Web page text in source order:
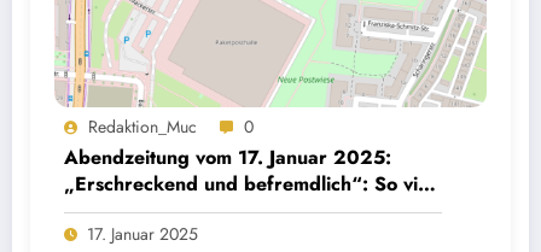
Redaktion_Muc 0
Abendzeitung vom 17. Januar 2025:
„Erschreckend und befremdlich“: So viel
hat der Investor für das Paketpost-Areal
in München gezahlt
17. Januar 2025